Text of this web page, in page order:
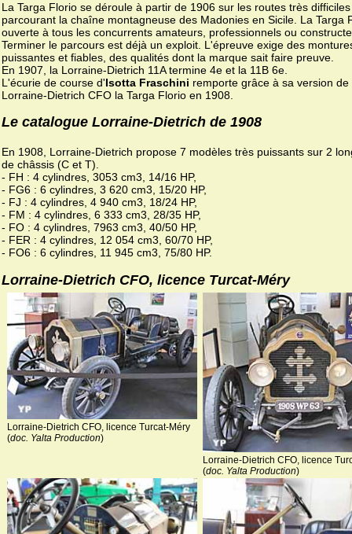
La Targa Florio se déroule à partir de 1906 sur les routes très difficiles
parcourant la chaîne montagneuse des Madonies en Sicile. La Targa
ouverte à tous les concurrents amateurs, professionnels ou
Terminer le parcours est déjà un exploit. L'épreuve exige des
puissantes et fiables, des qualités dont la marque sait faire preuve.
En 1907, la Lorraine-Dietrich 11A termine 4e et la 11B 6e.
L'écurie de course d'Isotta Fraschini remporte grâce à sa version de
Lorraine-Dietrich CFO la Targa Florio en 1908.
Le catalogue Lorraine-Dietrich de 1908
En 1908, Lorraine-Dietrich propose 7 modèles très puissants sur 2
de châssis (C et T).
- FH : 4 cylindres, 3053 cm3, 14/16 HP,
- FG6 : 6 cylindres, 3 620 cm3, 15/20 HP,
- FJ : 4 cylindres, 4 940 cm3, 18/24 HP,
- FM : 4 cylindres, 6 333 cm3, 28/35 HP,
- FO : 4 cylindres, 7963 cm3, 40/50 HP,
- FER : 4 cylindres, 12 054 cm3, 60/70 HP,
- FO6 : 6 cylindres, 11 945 cm3, 75/80 HP.
Lorraine-Dietrich CFO, licence Turcat-Méry
Lorraine-Dietrich CFO, licence Turcat-Méry
(doc. Yalta Production)
Lorraine-Dietrich CFO, licence
(doc. Yalta Production)